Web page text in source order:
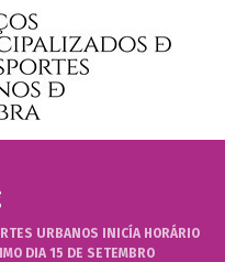
URBANOS INICÍA HORÁRIO
DIA 15 DE SETEMBRO